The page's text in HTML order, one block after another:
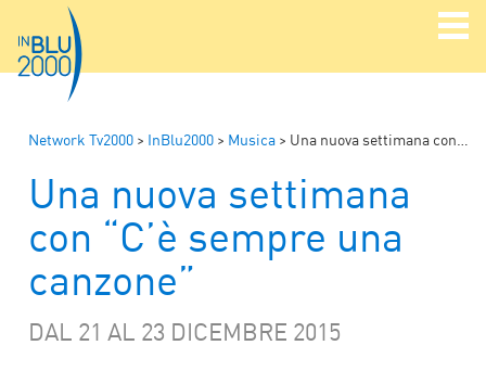
Network Tv2000 > InBlu2000 > Musica > Una nuova settimana con “C’è sempre una canzone”
Una nuova settimana
con “C’è sempre una
canzone”
DAL 21 AL 23 DICEMBRE 2015